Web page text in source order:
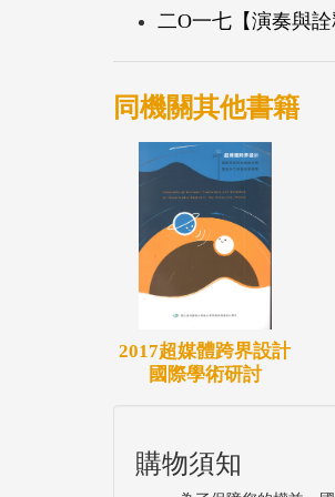
二O一七【演奏與
同機關其他書籍
2017超媒體跨界設計
國際學術研討
購物須知